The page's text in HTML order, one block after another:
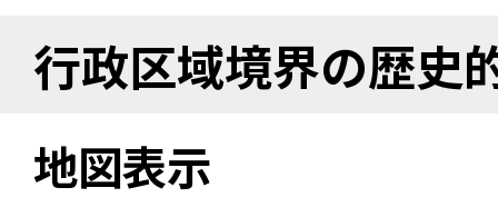
行政区域境界の歴史
地図表示